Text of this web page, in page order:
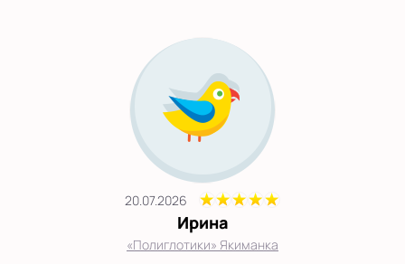
20.07.2026
Ирина
«Полиглотики» Якиманка